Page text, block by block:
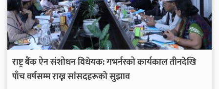
राष्ट्र बैंक ऐन संशोधन विधेयक: गभर्नरको कार्यकाल तीनदेखि
पाँच वर्षसम्म राख्न सांसदहरूको सुझाव